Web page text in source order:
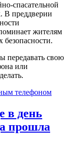
спасательной
В преддверии
жителям
безопасности.
передавать свою
или
телефоном
в день
прошла